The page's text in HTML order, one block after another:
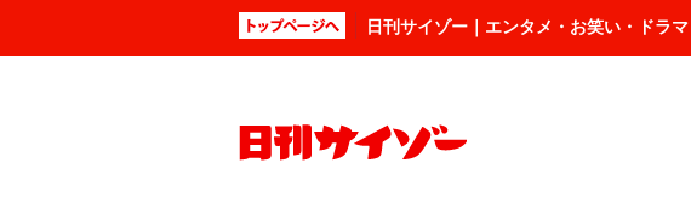
日刊サイゾー｜エンタメ・お笑い・ドラ